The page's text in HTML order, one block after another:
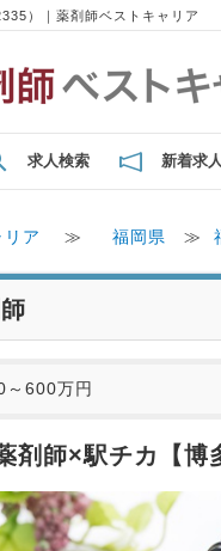
）｜薬剤師ベストキャリア
求人検索 新着求人
ア ≫ 福岡県 ≫
～600万円
剤師×駅チカ【博